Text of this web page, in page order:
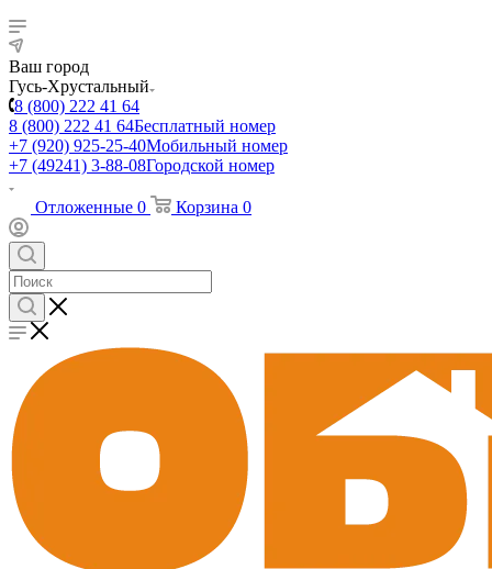
Ваш город
Гусь-Хрустальный
8 (800) 222 41 64
8 (800) 222 41 64Бесплатный номер
+7 (920) 925-25-40Мобильный номер
+7 (49241) 3-88-08Городской номер
Отложенные 0 Корзина 0